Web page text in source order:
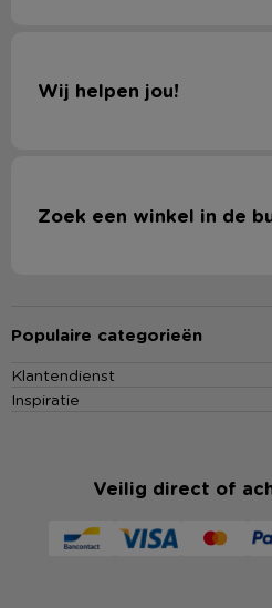
Wij helpen jou!
Zoek een winkel in de
Populaire categorieën
Klantendienst
Inspiratie
Veilig direct of